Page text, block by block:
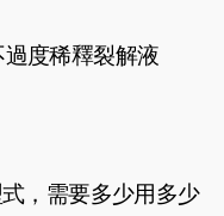
度稀釋裂解液
，需要多少用多少